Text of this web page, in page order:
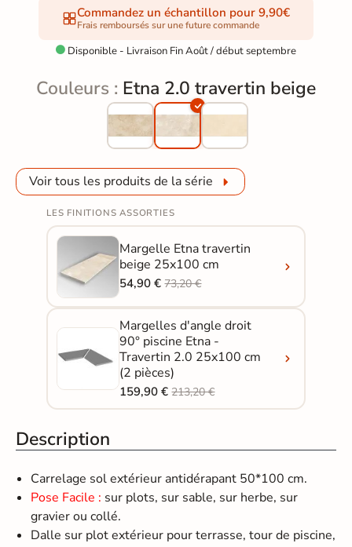
Commandez un échantillon pour 9,90€
Frais remboursés sur une future commande
 Disponible - Livraison Fin Août / début septembre
Couleurs : Etna 2.0 travertin beige
Voir tous les produits de la série
LES FINITIONS ASSORTIES
Margelle Etna travertin
beige 25x100 cm
54,90 €73,20 €
Margelles d'angle droit
90° piscine Etna -
Travertin 2.0 25x100 cm
(2 pièces)
159,90 €213,20 €
Description
Carrelage sol extérieur antidérapant 50*100 cm.
Pose Facile : sur plots, sur sable, sur herbe, sur
gravier ou collé.
Dalle sur plot extérieur pour terrasse, tour de piscine,